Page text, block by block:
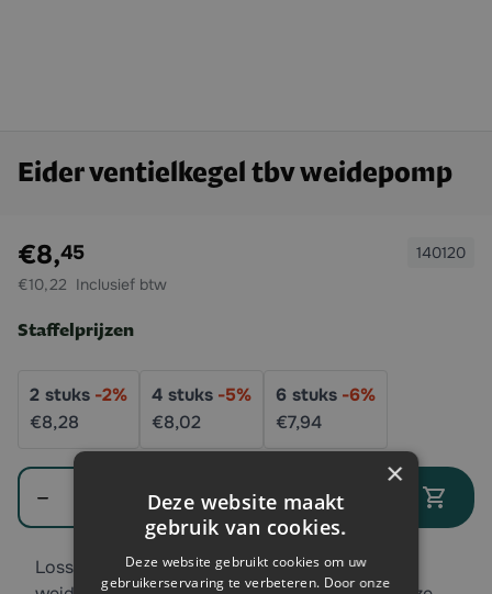
Eider ventielkegel tbv weidepomp
Exclusief btw:
€8,45
€10,22
140120
Staffelprijzen
2 stuks -2%
€8,28
4 stuks -5%
€8,02
6 stuks -6%
€7,94
Aantal
In winkelwagen
Losse onderdelen nodig voor uw Eider
×
Deze website maakt
gebruik van cookies.
Deze website gebruikt cookies om uw
gebruikerservaring te verbeteren. Door onze